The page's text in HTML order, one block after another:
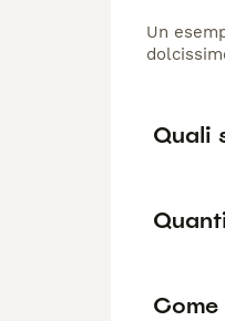
Un
Quali